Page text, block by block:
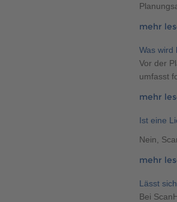
mehr
Was wird
Vor der
umfasst
mehr
Ist eine
Nein,
mehr
Lässt
Bei